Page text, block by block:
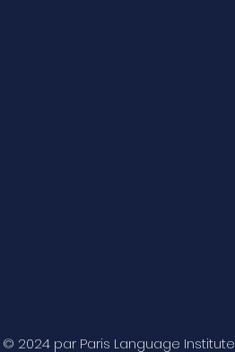
© 2024 par Paris Language Institute